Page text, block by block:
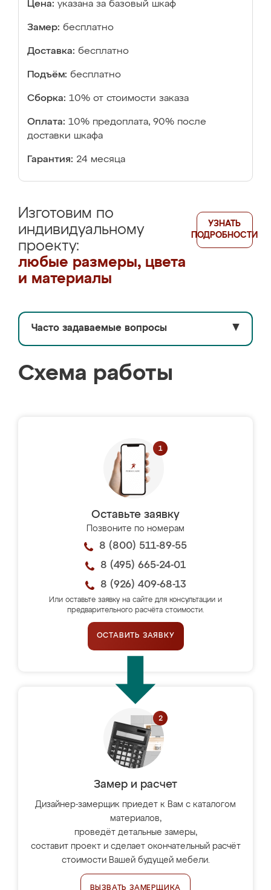
Цена: указана за базовый шкаф
Замер: бесплатно
Доставка: бесплатно
Подъём: бесплатно
Сборка: 10% от стоимости заказа
Оплата: 10% предоплата, 90% после
доставки шкафа
Гарантия: 24 месяца
Изготовим по
индивидуальному
проекту:
любые размеры, цвета
и материалы
УЗНАТЬ
ПОДРОБНОСТИ
Часто задаваемые вопросы ▼
Схема работы
Оставьте заявку
Позвоните по номерам
8 (800) 511-89-55
8 (495) 665-24-01
8 (926) 409-68-13
Или оставьте заявку на сайте для консультации и
предварительного расчёта стоимости.
ОСТАВИТЬ ЗАЯВКУ
Замер и расчет
Дизайнер-замерщик приедет к Вам с каталогом
материалов,
проведёт детальные замеры,
составит проект и сделает окончательный расчёт
стоимости Вашей будущей мебели.
ВЫЗВАТЬ ЗАМЕРЩИКА